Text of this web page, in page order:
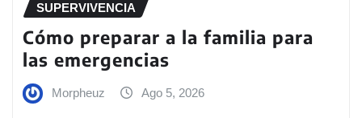
SUPERVIVENCIA
Cómo preparar a la familia para
las emergencias
Morpheuz Ago 5, 2026